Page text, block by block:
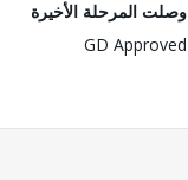
وصلت المرحلة الأخيرة
GD Approved